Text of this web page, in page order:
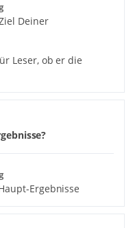
Deiner
Leser, ob er die
Ergebnisse